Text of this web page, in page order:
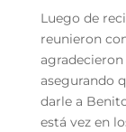
Luego de
reunieron
agradecieron
asegurando
darle a
está vez en